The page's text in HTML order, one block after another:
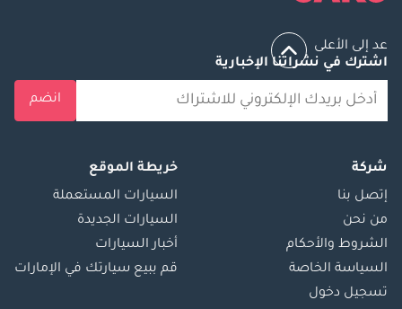
عد إلى الأعلى
اشترك في نشراتنا الإخبارية
انضم
شركة
إتصل بنا
من نحن
الشروط والأحكام
السياسة الخاصة
تسجيل دخول
خريطة الموقع
السيارات المستعملة
السيارات الجديدة
أخبار السيارات
قم ببيع سيارتك في الإمارات